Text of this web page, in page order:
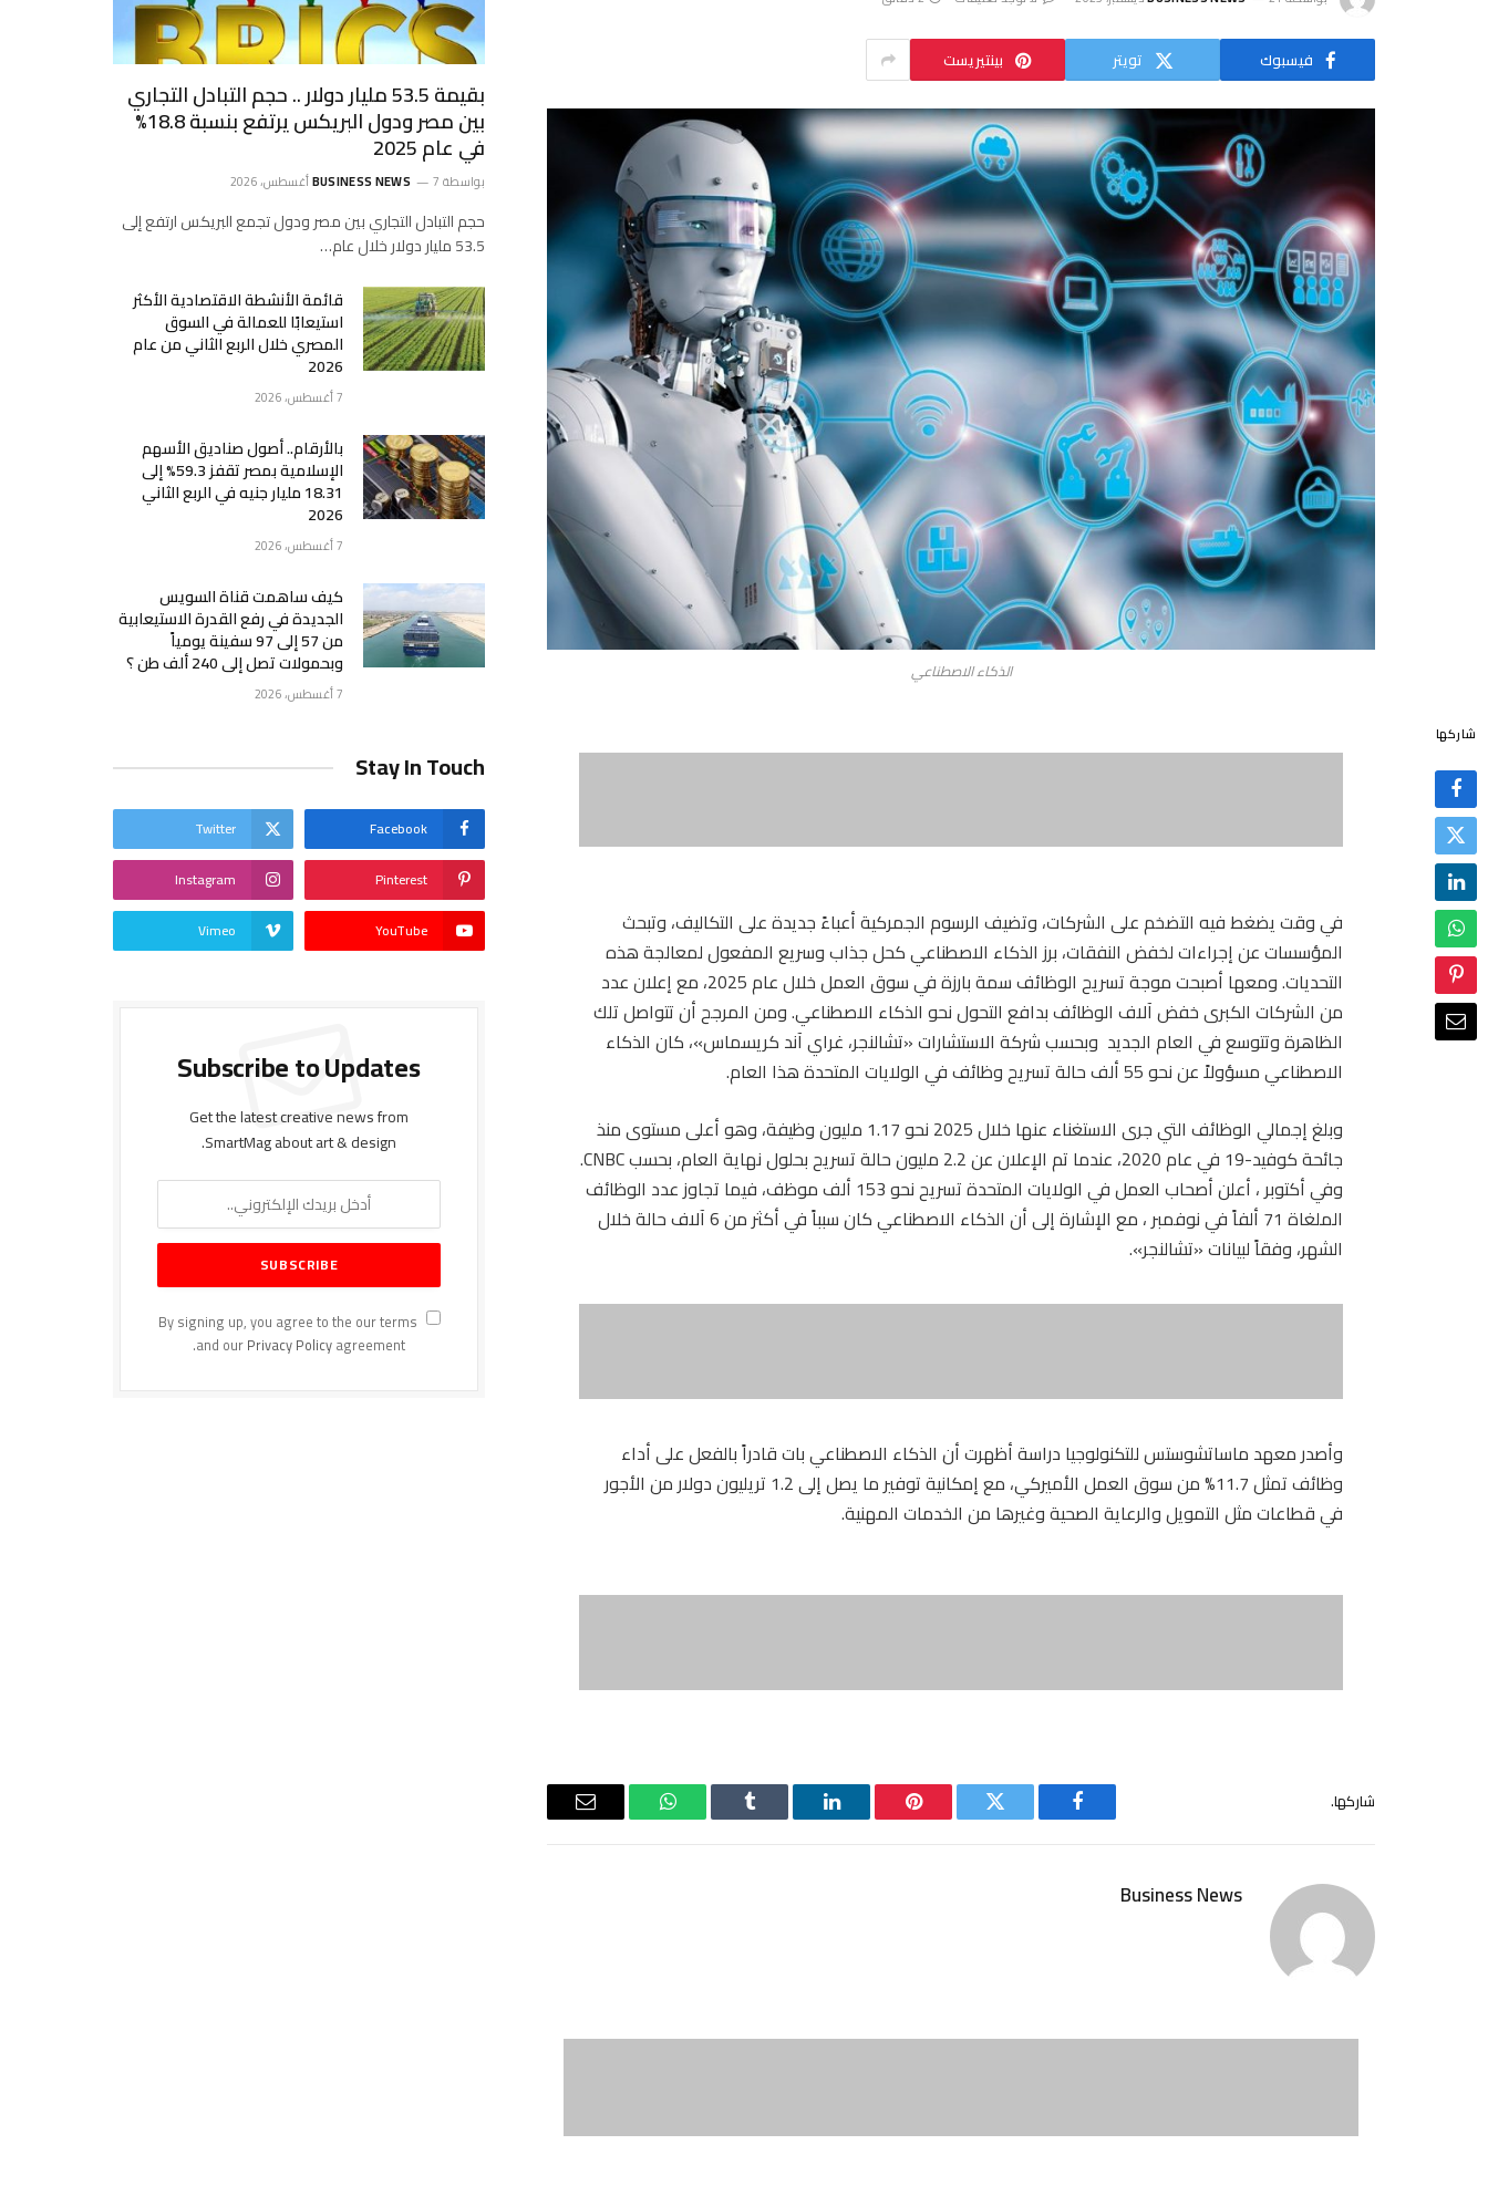
فيسبوك تويتر بينتيريست
الذكاء الاصطناعي
شاركها
في وقت يضغط فيه التضخم على الشركات، وتضيف الرسوم الجمركية أعباءً جديدة على التكاليف، وتبحث
المؤسسات عن إجراءات لخفض النفقات، برز الذكاء الاصطناعي كحل جذاب وسريع المفعول لمعالجة هذه
التحديات. ومعها أصبحت موجة تسريح الوظائف سمة بارزة في سوق العمل خلال عام 2025، مع إعلان عدد
من الشركات الكبرى خفض آلاف الوظائف بدافع التحول نحو الذكاء الاصطناعي. ومن المرجح أن تتواصل تلك
الظاهرة وتتوسع في العام الجديد وبحسب شركة الاستشارات «تشالنجر، غراي آند كريسماس»، كان الذكاء
الاصطناعي مسؤولاً عن نحو 55 ألف حالة تسريح وظائف في الولايات المتحدة هذا العام.
وبلغ إجمالي الوظائف التي جرى الاستغناء عنها خلال 2025 نحو 1.17 مليون وظيفة، وهو أعلى مستوى منذ
جائحة كوفيد-19 في عام 2020، عندما تم الإعلان عن 2.2 مليون حالة تسريح بحلول نهاية العام، بحسب CNBC.
وفي أكتوبر ، أعلن أصحاب العمل في الولايات المتحدة تسريح نحو 153 ألف موظف، فيما تجاوز عدد الوظائف
الملغاة 71 ألفاً في نوفمبر ، مع الإشارة إلى أن الذكاء الاصطناعي كان سبباً في أكثر من 6 آلاف حالة خلال
الشهر، وفقاً لبيانات «تشالنجر».
وأصدر معهد ماساتشوستس للتكنولوجيا دراسة أظهرت أن الذكاء الاصطناعي بات قادراً بالفعل على أداء
وظائف تمثل 11.7% من سوق العمل الأميركي، مع إمكانية توفير ما يصل إلى 1.2 تريليون دولار من الأجور
في قطاعات مثل التمويل والرعاية الصحية وغيرها من الخدمات المهنية.
شاركها.
فيسبوك تويتر بينتيريستلينكدإن Tumblr واتساب
البريد
Business News
بقيمة 53.5 مليار دولار .. حجم التبادل التجاري
بين مصر ودول البريكس يرتفع بنسبة 18.8%
في عام 2025
بواسطة BUSINESS NEWS 7 أغسطس، 2026
حجم التبادل التجاري بين مصر ودول تجمع البريكس ارتفع إلى
53.5 مليار دولار خلال عام…
قائمة الأنشطة الاقتصادية الأكثر
استيعابًا للعمالة في السوق
المصري خلال الربع الثاني من عام
2026
7 أغسطس، 2026
بالأرقام.. أصول صناديق الأسهم
الإسلامية بمصر تقفز 59.3% إلى
18.31 مليار جنيه في الربع الثاني
2026
7 أغسطس، 2026
كيف ساهمت قناة السويس
الجديدة في رفع القدرة الاستيعابية
من 57 إلى 97 سفينة يومياً
وبحمولات تصل إلى 240 ألف طن ؟
7 أغسطس، 2026
Stay In Touch
Facebook
Twitter
Pinterest
Instagram
YouTube
Vimeo
Subscribe to Updates
Get the latest creative news from
SmartMag about art & design.
By signing up, you agree to the our terms
and ourPrivacy Policyagreement.